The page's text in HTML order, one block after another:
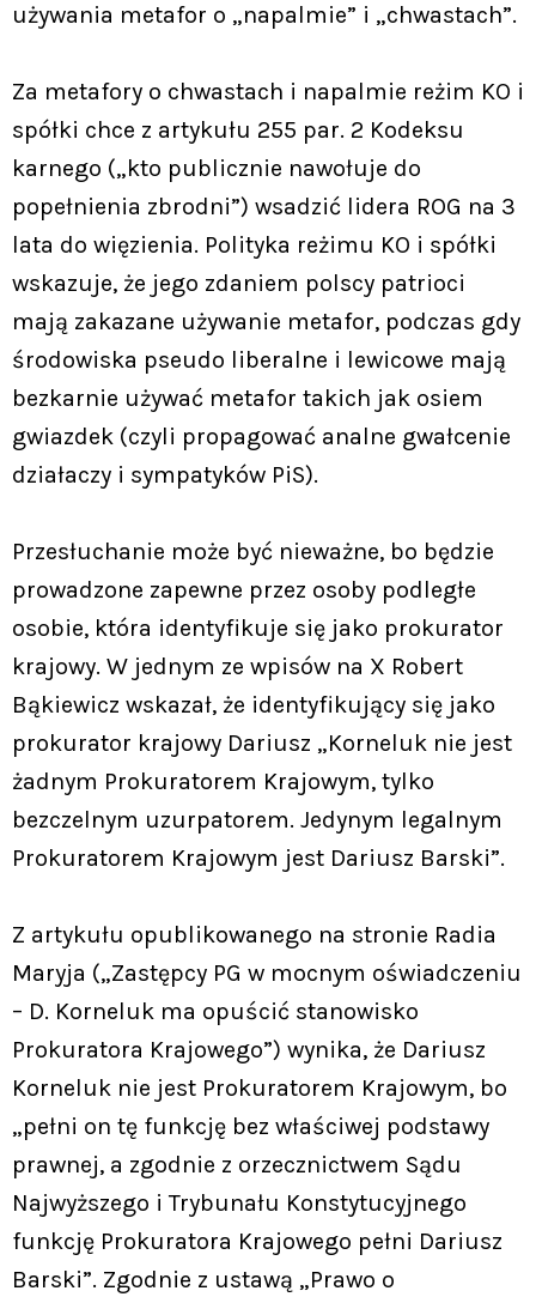
używania metafor o „napalmie” i „chwastach”.
Za metafory o chwastach i napalmie reżim KO i
spółki chce z artykułu 255 par. 2 Kodeksu
karnego („kto publicznie nawołuje do
popełnienia zbrodni”) wsadzić lidera ROG na 3
lata do więzienia. Polityka reżimu KO i spółki
wskazuje, że jego zdaniem polscy patrioci
mają zakazane używanie metafor, podczas gdy
środowiska pseudo liberalne i lewicowe mają
bezkarnie używać metafor takich jak osiem
gwiazdek (czyli propagować analne gwałcenie
działaczy i sympatyków PiS).
Przesłuchanie może być nieważne, bo będzie
prowadzone zapewne przez osoby podległe
osobie, która identyfikuje się jako prokurator
krajowy. W jednym ze wpisów na X Robert
Bąkiewicz wskazał, że identyfikujący się jako
prokurator krajowy Dariusz „Korneluk nie jest
żadnym Prokuratorem Krajowym, tylko
bezczelnym uzurpatorem. Jedynym legalnym
Prokuratorem Krajowym jest Dariusz Barski”.
Z artykułu opublikowanego na stronie Radia
Maryja („Zastępcy PG w mocnym oświadczeniu
– D. Korneluk ma opuścić stanowisko
Prokuratora Krajowego”) wynika, że Dariusz
Korneluk nie jest Prokuratorem Krajowym, bo
„pełni on tę funkcję bez właściwej podstawy
prawnej, a zgodnie z orzecznictwem Sądu
Najwyższego i Trybunału Konstytucyjnego
funkcję Prokuratora Krajowego pełni Dariusz
Barski”. Zgodnie z ustawą „Prawo o